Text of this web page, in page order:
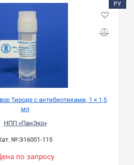
РУ
Тироде с антибиотиками, 1 × 1,5
мл
НПП «ПанЭко»
№:Э16001-115
по запросу